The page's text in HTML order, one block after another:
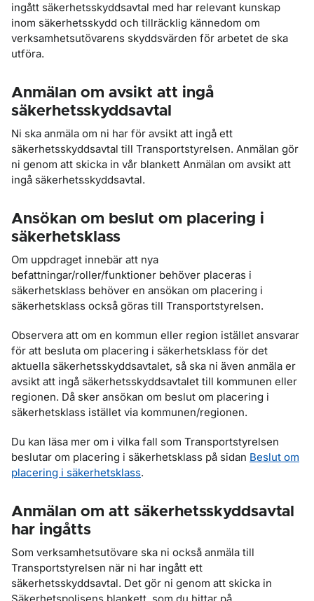
ingått säkerhetsskyddsavtal med har relevant kunskap
inom säkerhetsskydd och tillräcklig kännedom om
verksamhetsutövarens skyddsvärden för arbetet de ska
utföra.
Anmälan om avsikt att ingå
säkerhetsskyddsavtal
Ni ska anmäla om ni har för avsikt att ingå ett
säkerhetsskyddsavtal till Transportstyrelsen. Anmälan gör
ni genom att skicka in vår blankett Anmälan om avsikt att
ingå säkerhetsskyddsavtal.
Ansökan om beslut om placering i
säkerhetsklass
Om uppdraget innebär att nya
befattningar/roller/funktioner behöver placeras i
säkerhetsklass behöver en ansökan om placering i
säkerhetsklass också göras till Transportstyrelsen.
Observera att om en kommun eller region istället ansvarar
för att besluta om placering i säkerhetsklass för det
aktuella säkerhetsskyddsavtalet, så ska ni även anmäla er
avsikt att ingå säkerhetsskyddsavtalet till kommunen eller
regionen. Då sker ansökan om beslut om placering i
säkerhetsklass istället via kommunen/regionen.
Du kan läsa mer om i vilka fall som Transportstyrelsen
beslutar om placering i säkerhetsklass på sidan Beslut om
placering i säkerhetsklass.
Anmälan om att säkerhetsskyddsavtal
har ingåtts
Som verksamhetsutövare ska ni också anmäla till
Transportstyrelsen när ni har ingått ett
säkerhetsskyddsavtal. Det gör ni genom att skicka in